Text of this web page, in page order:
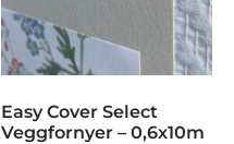
Easy Cover Select
Veggfornyer – 0,6x10m